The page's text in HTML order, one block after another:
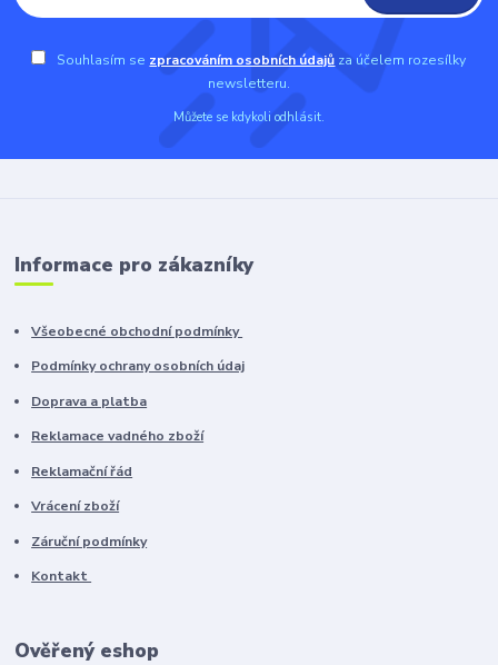
Souhlasím se zpracováním osobních údajů za účelem rozesílky
newsletteru.
Můžete se kdykoli odhlásit.
Informace pro zákazníky
Všeobecné obchodní podmínky
Podmínky ochrany osobních údaj
Doprava a platba
Reklamace vadného zboží
Reklamační řád
Vrácení zboží
Záruční podmínky
Kontakt
Ověřený eshop